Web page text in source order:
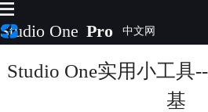
Studio One Pro
首页
Studio One实用小工具
基